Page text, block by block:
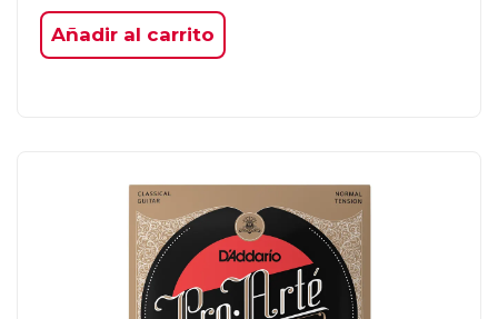
Añadir al carrito